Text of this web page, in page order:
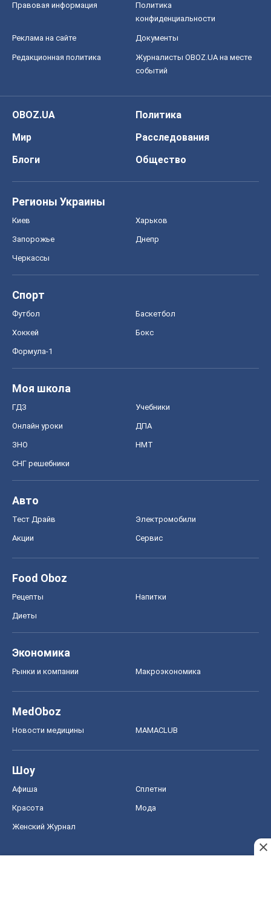
Правовая информация
Политика
конфиденциальности
Реклама на сайте Документы
Редакционная политика
Журналисты OBOZ.UA на месте
событий
OBOZ.UA
Политика
Мир
Расследования
Блоги
Общество
Регионы Украины
Киев Харьков
Запорожье Днепр
Черкассы
Спорт
Футбол Баскетбол
Хоккей Бокс
Формула-1
Моя школа
ГДЗ Учебники
Онлайн уроки ДПА
ЗНО НМТ
СНГ решебники
Авто
Тест Драйв Электромобили
Акции Сервис
Food Oboz
Рецепты Напитки
Диеты
Экономика
Рынки и компании Mакроэкономика
MedOboz
Новости медицины MAMACLUB
Шоу
Афиша Сплетни
Красота Мода
Женский Журнал